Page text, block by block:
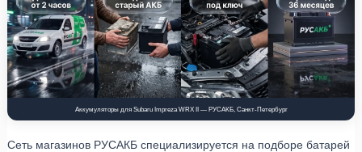
Аккумуляторы для Subaru Impreza WRX II — РУСАКБ, Санкт-Петербург
Сеть магазинов РУСАКБ специализируется на подборе батарей